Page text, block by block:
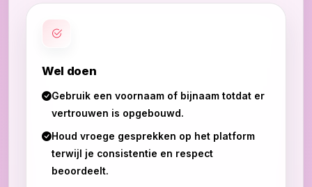
Wel doen
Gebruik een voornaam of bijnaam totdat er
vertrouwen is opgebouwd.
Houd vroege gesprekken op het platform
terwijl je consistentie en respect
beoordeelt.